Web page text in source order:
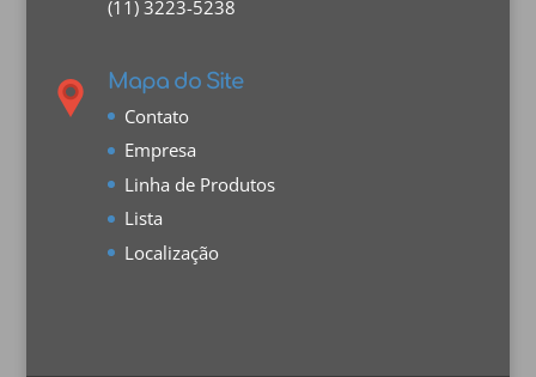
(11) 3223-5238
Mapa do Site
Contato
Empresa
Linha de Produtos
Lista
Localização